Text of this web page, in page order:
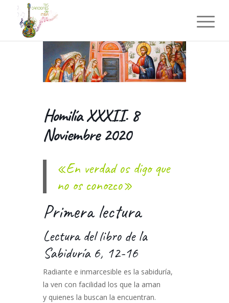
Homilía XXXII. 8
Noviembre 2020
«En verdad os digo que
no os conozco»
Primera lectura
Lectura del libro de la
Sabiduría 6, 12-16
Radiante e inmarcesible es la sabiduría,
la ven con facilidad los que la aman
y quienes la buscan la encuentran.